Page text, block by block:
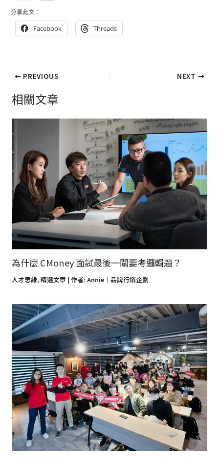
分享此文：
Facebook Threads
PREVIOUS NEXT
相關文章
為什麼 CMoney 面試最後一關要考邏輯題？
人才思維, 精選文章 | 作者: Annie｜品牌行銷企劃